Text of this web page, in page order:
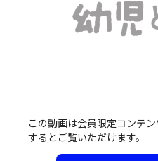
この動画は会員限定コンテ
するとご覧いただけます。